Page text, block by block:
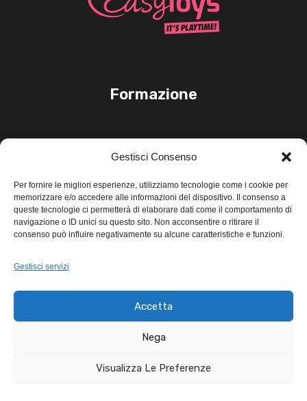
Gestisci Consenso
Per fornire le migliori esperienze, utilizziamo tecnologie come i cookie per
memorizzare e/o accedere alle informazioni del dispositivo. Il consenso a
queste tecnologie ci permetterà di elaborare dati come il comportamento di
navigazione o ID unici su questo sito. Non acconsentire o ritirare il
consenso può influire negativamente su alcune caratteristiche e funzioni.
Gestisci servizi
Accetta
Nega
Visualizza Le Preferenze
Formazione
Link Utili
PRIVACY POLICY
TERMINI E CONDIZIONI
© 2026 Xiomara Leiva - tutti i diritti
riservati